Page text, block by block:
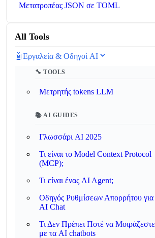
Μετατροπέας JSON σε TOML
All Tools
🤖Εργαλεία & Οδηγοί AI
🔧 TOOLS
Μετρητής tokens LLM
📚 AI GUIDES
Γλωσσάρι AI 2025
Τι είναι το Model Context Protocol
(MCP);
Τι είναι ένας AI Agent;
Οδηγός Ρυθμίσεων Απορρήτου για
AI Chat
Τι Δεν Πρέπει Ποτέ να Μοιράζεστε
με τα AI chatbots